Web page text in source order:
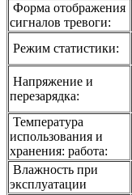
Форма отображения
сигналов тревоги:
Режим статистики:
Напряжение и
перезарядка:
Температура
использования и
хранения: работа:
Влажность при
эксплуатации